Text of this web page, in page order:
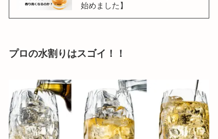
始めました】
プロの水割りはスゴイ！！